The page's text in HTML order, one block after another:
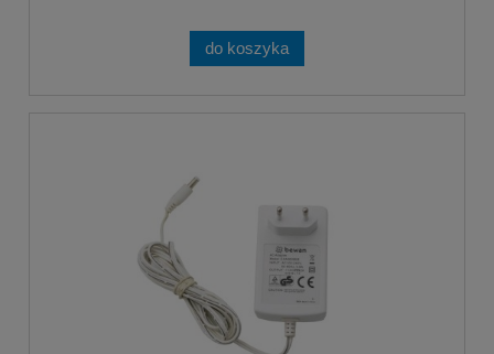
do koszyka